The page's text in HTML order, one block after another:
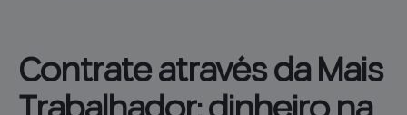
Contrate através da Mais